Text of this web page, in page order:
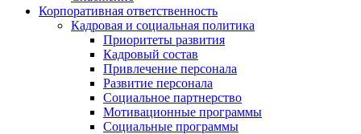
Корпоративная ответственность
Кадровая и социальная политика
Приоритеты развития
Кадровый состав
Привлечение персонала
Развитие персонала
Социальное партнерство
Мотивационные программы
Социальные программы